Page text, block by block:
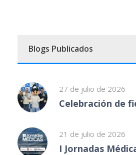
Blogs Publicados
27 de julio de 2026
Celebración de
21 de julio de 2026
I Jornadas